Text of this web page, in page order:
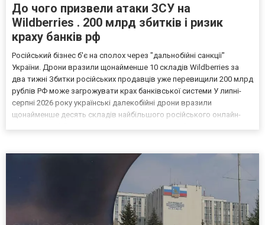
До чого призвели атаки ЗСУ на
Wildberries . 200 млрд збитків і ризик
краху банків рф
Російський бізнес б'є на сполох через "дальнобійні санкції"
України. Дрони вразили щонайменше 10 складів Wildberries за
два тижні Збитки російських продавців уже перевищили 200 млрд
рублів РФ може загрожувати крах банківської системи У липні-
серпні 2026 року українські далекобійні дрони вразили
щонайменше десять складів найбільшого російського онлайн-